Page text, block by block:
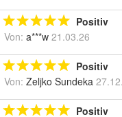
Positiv
Von: a***w 21.03.26
Positiv
Von: Zeljko Sundeka
Positiv